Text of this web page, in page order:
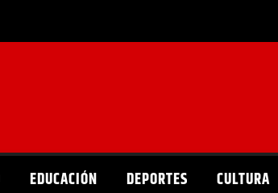
EDUCACIÓN DEPORTES CULTURA